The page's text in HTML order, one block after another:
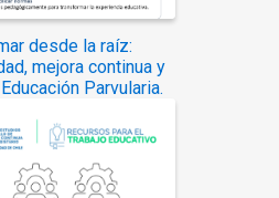
desde la raíz:
mejora continua y
Parvularia.